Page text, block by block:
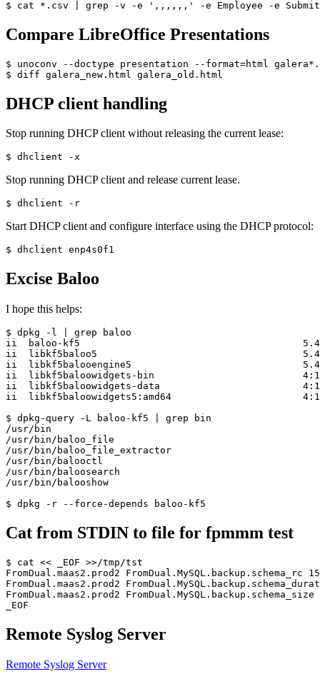
Compare LibreOffice Presentations
$ unoconv --doctype presentation --format=html
DHCP client handling
Stop running DHCP client without releasing the current lease:
Stop running DHCP client and release current lease.
Start DHCP client and configure interface using the DHCP protocol:
Excise Baloo
I hope this helps:
$ dpkg -l | grep baloo
ii  baloo-kf5                                       5.44.0-
ii  libkf5baloo5                                    5.44.0-
ii  libkf5balooengine5
ii  libkf5baloowidgets-bin
ii  libkf5baloowidgets-data
ii  libkf5baloowidgets5:amd64
$ dpkg-query -L baloo-kf5 | grep bin
/usr/bin
/usr/bin/baloo_file
/usr/bin/baloo_file_extractor
/usr/bin/balooctl
/usr/bin/baloosearch
/usr/bin/balooshow
Cat from STDIN to file for fpmmm test
$ cat << _EOF >>/tmp/tst
FromDual.maas2.prod2 FromDual.MySQL.backup.schema_rc
FromDual.maas2.prod2
FromDual.maas2.prod2
Remote Syslog Server
Remote Syslog Server